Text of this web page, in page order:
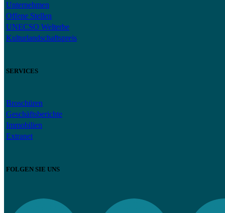
Unternehmen
Offene Stellen
UNECSO Welterbe
Kulturlandschaftspreis
SERVICES
Broschüren
Geschäftsberichte
Immobilien
Extranet
FOLGEN SIE UNS